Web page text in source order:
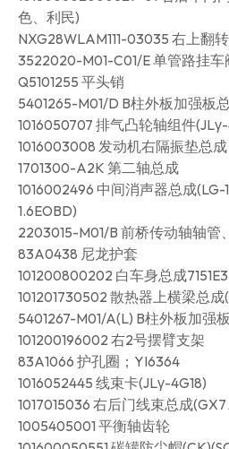
色、利民)
NXG28WLAM111-03035 右上翻
3522020-M01-C01/E 单管路挂车
Q5101255 平头销
5401265-M01/D B柱外板加强板
1016050707 排气凸轮轴组件(JLγ-
1016003008 发动机右隔振垫总
1701300-A2K 第二轴总成
1016002496 中间消声器总成(LG-
1.6EOBD)
2203015-M01/B 前桥传动轴轴
83A0438 尼龙护套
101200800202 白车身总成
101201730502 散热器上横梁总
5401267-M01/A(L) B柱外板加强
101200196002 右2号摆臂支架
83A1066 护孔圈；YI6364
1016052445 线束卡(JLγ-4G18)
1017015036 右后门线束总成(GX7
1005405001 平衡轴齿轮